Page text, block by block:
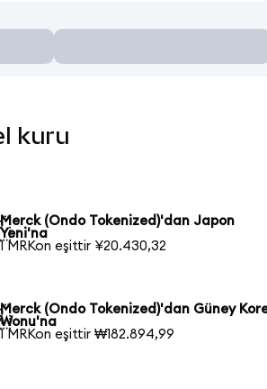
kuru
Merck (Ondo Tokenized)'dan Japon
Yeni'na
1 MRKon eşittir ¥20.430,32
Merck (Ondo Tokenized)'dan Güney
Wonu'na
1 MRKon eşittir ₩182.894,99